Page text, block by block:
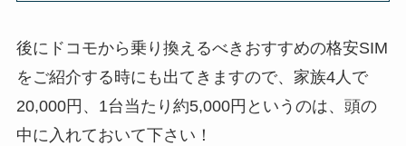
後にドコモから乗り換えるべきおすすめの格安SIM
をご紹介する時にも出てきますので、家族4人で
20,000円、1台当たり約5,000円というのは、頭の
中に入れておいて下さい！